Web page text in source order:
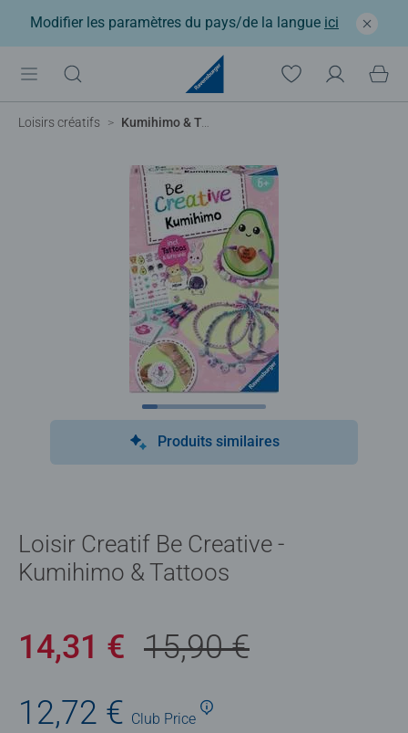
Modifier les paramètres du pays/de la langue ici
Loisirs créatifs Kumihimo & Tattoos
Produits similaires
Loisir Creatif Be Creative -
Kumihimo & Tattoos
14,31 € 15,90 €
12,72 € Club Price